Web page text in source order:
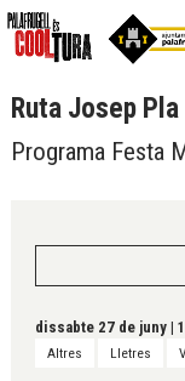
Ruta Josep
Programa Festa
dissabte 27 de juny |
Altres Lletres